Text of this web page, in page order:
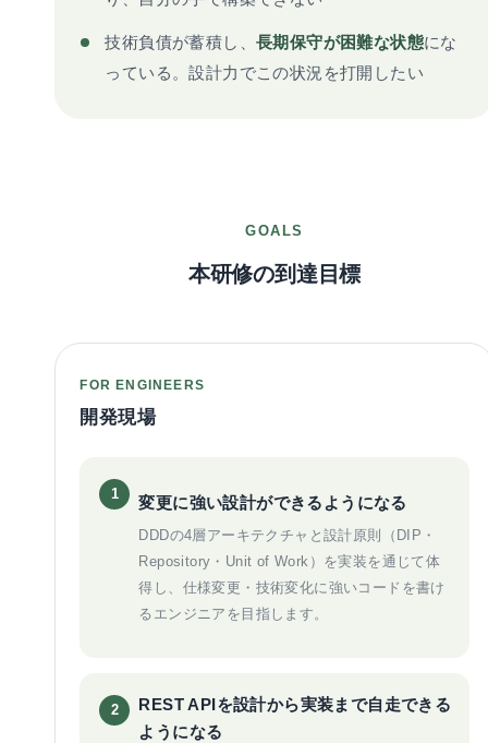
技術負債が蓄積し、長期保守が困難な状態にな
っている。設計力でこの状況を打開したい
GOALS
本研修の到達目標
FOR ENGINEERS
開発現場
1 変更に強い設計ができるようになる
DDDの4層アーキテクチャと設計原則（DIP・
Repository・Unit of Work）を実装を通じて体
得し、仕様変更・技術変化に強いコードを書け
るエンジニアを目指します。
2
REST APIを設計から実装まで自走できる
ようになる